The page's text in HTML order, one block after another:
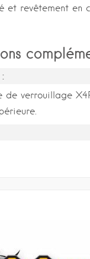
et revêtement en
de verrouillage